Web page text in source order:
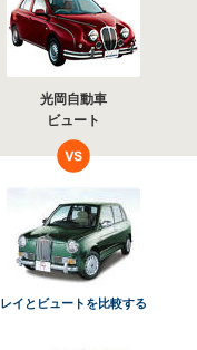
光岡自動車
ビュート
レイとビュートを比較する